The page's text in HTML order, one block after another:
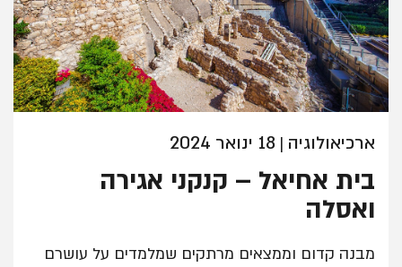
ארכיאולוגיה | 18 ינואר 2024
בית אחיאל – קנקני אגירה
ואסלה
מבנה קדום וממצאים מרתקים שמלמדים על עושרם